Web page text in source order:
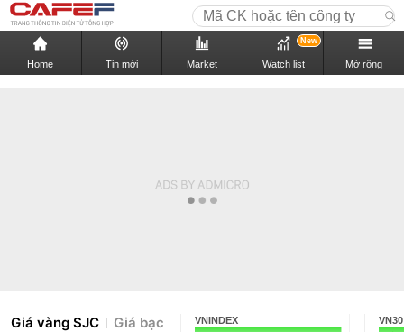
Home Tin mới Market Watch list
New
Mở rộng
Giá vàng SJC Giá bạc VNINDEX VN30